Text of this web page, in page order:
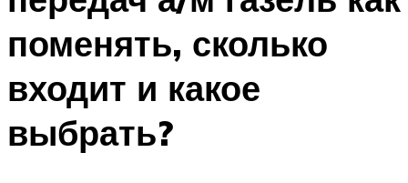
поменять, сколько
входит и какое
выбрать?